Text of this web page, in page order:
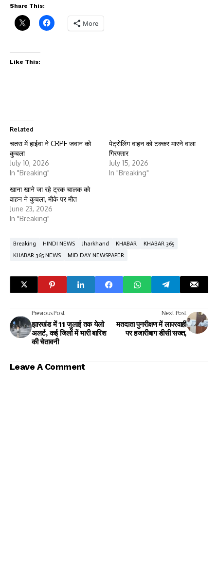
Share This:
More
Like This:
Related
चतरा में हाईवा ने CRPF जवान को
कुचला
July 10, 2026
In "Breaking"
पेट्रोलिंग वाहन को टक्कर मारने वाला
गिरफ्तार
July 15, 2026
In "Breaking"
खाना खाने जा रहे ट्रक चालक को
वाहन ने कुचला, मौके पर मौत
June 23, 2026
In "Breaking"
Breaking HINDI NEWS Jharkhand KHABAR
KHABAR 365
KHABAR 365 NEWS
MID DAY NEWSPAPER
Previous Post
झारखंड में 11 जुलाई तक येलो
अलर्ट, कई जिलों में भारी बारिश
की चेतावनी
Next Post
मतदाता पुनरीक्षण में लापरवाही
पर हजारीबाग डीसी सख्त,
Leave A Comment